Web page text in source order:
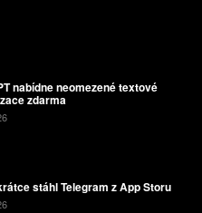
nabídne neomezené textové
zdarma
stáhl Telegram z App Storu